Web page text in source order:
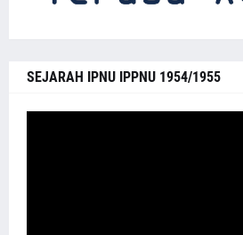
SEJARAH IPNU IPPNU 1954/1955